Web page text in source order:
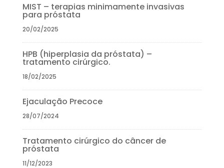
MIST – terapias minimamente invasivas
para próstata
20/02/2025
HPB (hiperplasia da próstata) –
tratamento cirúrgico.
18/02/2025
Ejaculação Precoce
28/07/2024
Tratamento cirúrgico do câncer de
próstata
11/12/2023